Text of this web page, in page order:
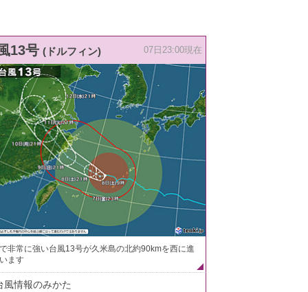
13号 (ドルフィン) 07日23:00現在
非常に強い台風13号が久米島の北約90kmを西に進
ます
風情報のみかた